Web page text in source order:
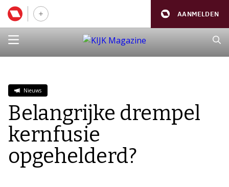
AANMELDEN
Nieuws
Belangrijke drempel
kernfusie
opgehelderd?